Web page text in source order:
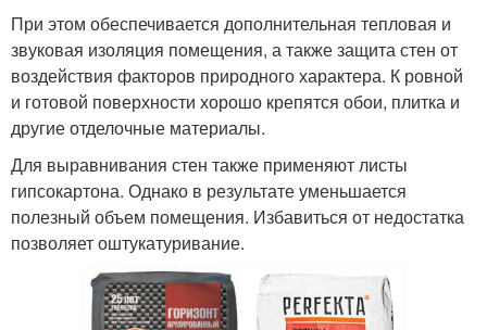
При этом обеспечивается дополнительная тепловая и
звуковая изоляция помещения, а также защита стен от
воздействия факторов природного характера. К ровной
и готовой поверхности хорошо крепятся обои, плитка и
другие отделочные материалы.
Для выравнивания стен также применяют листы
гипсокартона. Однако в результате уменьшается
полезный объем помещения. Избавиться от недостатка
позволяет оштукатуривание.